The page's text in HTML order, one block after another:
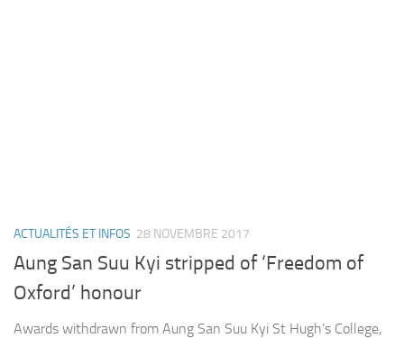
ACTUALITÉS ET INFOS 28 NOVEMBRE 2017
Aung San Suu Kyi stripped of ‘Freedom of
Oxford’ honour
Awards withdrawn from Aung San Suu Kyi St Hugh’s College,